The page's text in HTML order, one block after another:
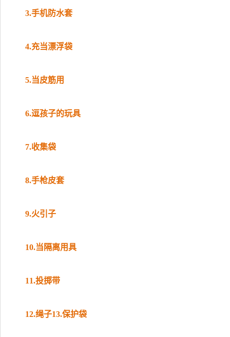
3.手机防水套
4.充当漂浮袋
5.当皮筋用
6.逗孩子的玩具
7.收集袋
8.手枪皮套
9.火引子
10.当隔离用具
11.投掷带
12.绳子13.保护袋